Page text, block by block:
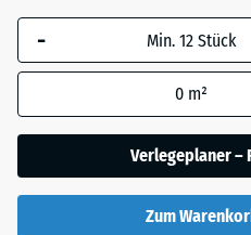
+ € 2,80
Die gewählte, blau
umrandete
Abmessung wird
Produktdaten nicht
anders angegeben)
für die
Bedarfsberechnung
-
0 m²
Verlegeplaner –
Zum